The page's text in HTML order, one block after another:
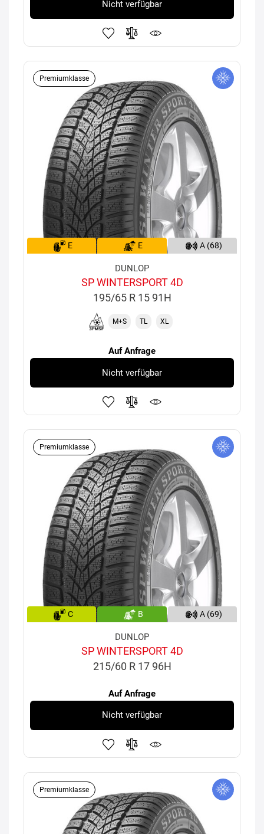
Nicht verfügbar
Premiumklasse
E E A (68)
DUNLOP
SP WINTERSPORT 4D
195/65 R 15 91H
M+S TL XL
Auf Anfrage
Nicht verfügbar
Premiumklasse
C B A (69)
DUNLOP
SP WINTERSPORT 4D
215/60 R 17 96H
Auf Anfrage
Nicht verfügbar
Premiumklasse